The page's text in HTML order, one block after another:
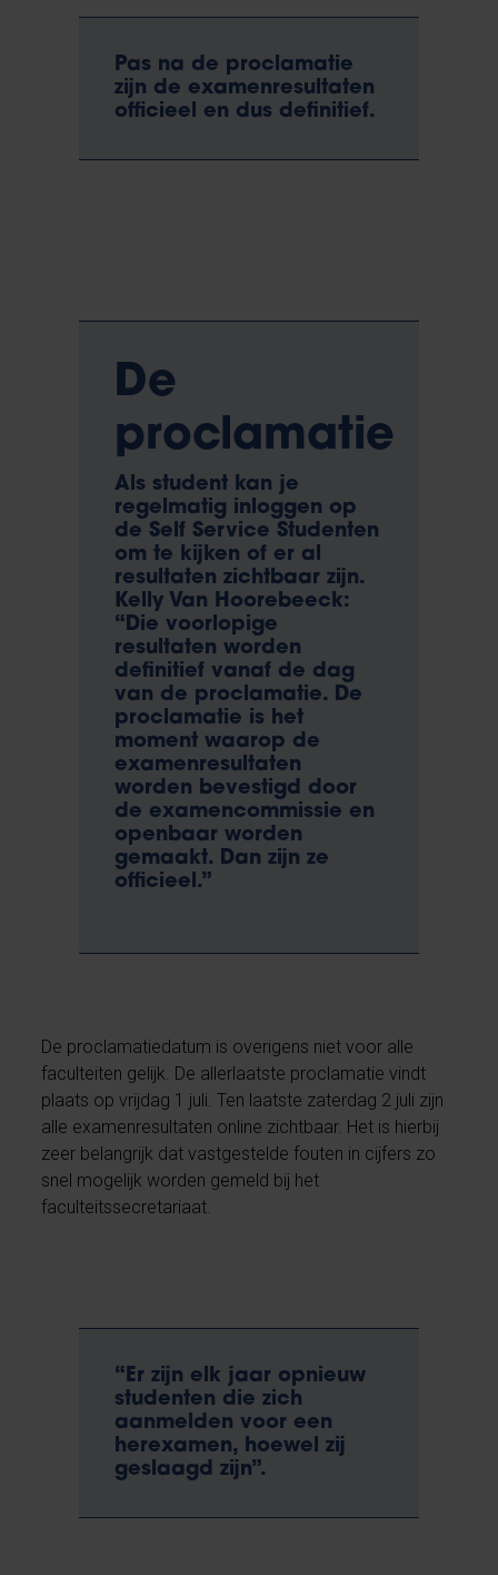
Pas na de proclamatie
zijn de examenresultaten
officieel en dus definitief.
De
proclamatie
Als student kan je
regelmatig inloggen op
de Self Service Studenten
om te kijken of er al
resultaten zichtbaar zijn.
Kelly Van Hoorebeeck:
“Die voorlopige
resultaten worden
definitief vanaf de dag
van de proclamatie. De
proclamatie is het
moment waarop de
examenresultaten
worden bevestigd door
de examencommissie en
openbaar worden
gemaakt. Dan zijn ze
officieel.”
De proclamatiedatum is overigens niet voor alle
faculteiten gelijk. De allerlaatste proclamatie vindt
plaats op vrijdag 1 juli. Ten laatste zaterdag 2 juli zijn
alle examenresultaten online zichtbaar. Het is hierbij
zeer belangrijk dat vastgestelde fouten in cijfers zo
snel mogelijk worden gemeld bij het
faculteitssecretariaat.
“Er zijn elk jaar opnieuw
studenten die zich
aanmelden voor een
herexamen, hoewel zij
geslaagd zijn”.